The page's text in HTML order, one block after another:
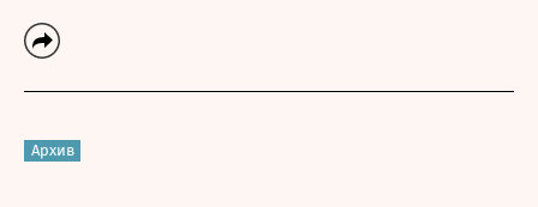
Архив